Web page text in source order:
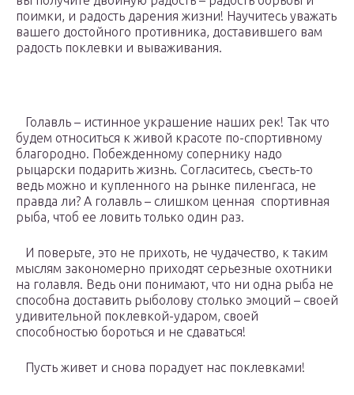
поимки, и радость дарения жизни! Научитесь уважать
вашего достойного противника, доставившего вам
радость поклевки и вываживания.
Голавль – истинное украшение наших рек! Так что
будем относиться к живой красоте по-спортивному
благородно. Побежденному сопернику надо
рыцарски подарить жизнь. Согласитесь, съесть-то
ведь можно и купленного на рынке пиленгаса, не
правда ли? А голавль – слишком ценная спортивная
рыба, чтоб ее ловить только один раз.
И поверьте, это не прихоть, не чудачество, к таким
мыслям закономерно приходят серьезные охотники
на голавля. Ведь они понимают, что ни одна рыба не
способна доставить рыболову столько эмоций – своей
удивительной поклевкой-ударом, своей
способностью бороться и не сдаваться!
Пусть живет и снова порадует нас поклевками!